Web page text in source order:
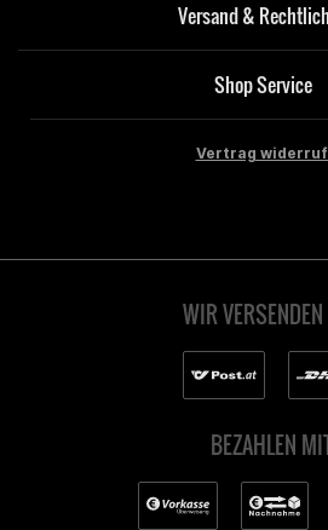
Versand &
Shop Service
Vertrag
WIR
BEZAHLEN